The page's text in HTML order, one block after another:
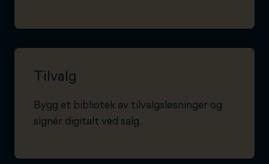
Tilvalg
Bygg et bibliotek av tilvalgsløsninger og
signér digitalt ved salg.